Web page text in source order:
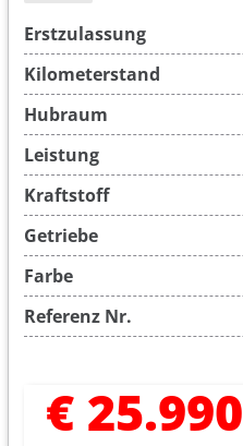
Erstzulassung
Kilometerstand
Hubraum
Leistung
Kraftstoff
Getriebe
Farbe
Referenz Nr.
€ 25.990